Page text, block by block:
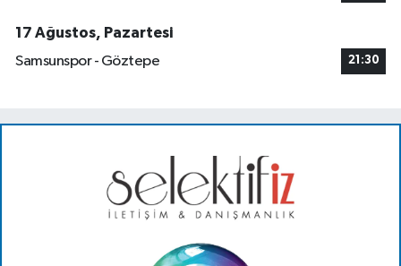
17 Ağustos, Pazartesi
Samsunspor - Göztepe
21:30